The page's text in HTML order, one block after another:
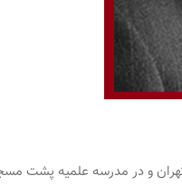
را در تهران و در مدرسه